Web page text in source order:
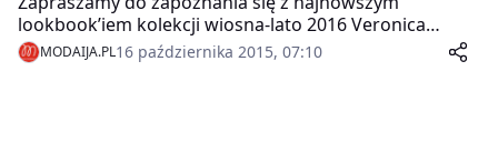
lookbook’iem kolekcji wiosna-lato 2016 Veronica
Beard.
MODAIJA.PL16 października 2015, 07:10